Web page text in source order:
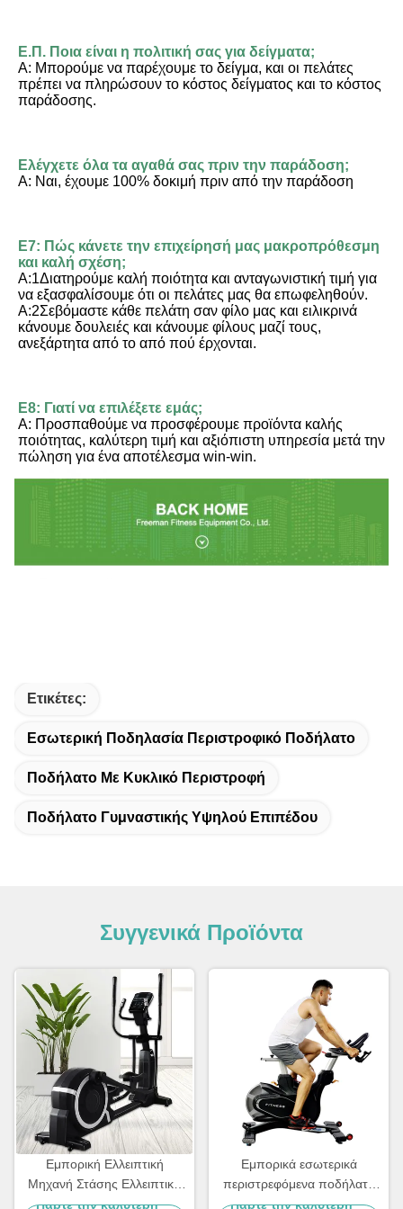
Ε.Π. Ποια είναι η πολιτική σας για δείγματα;
Α: Μπορούμε να παρέχουμε το δείγμα, και οι πελάτες
πρέπει να πληρώσουν το κόστος δείγματος και το κόστος
παράδοσης.
Ελέγχετε όλα τα αγαθά σας πριν την παράδοση;
Α: Ναι, έχουμε 100% δοκιμή πριν από την παράδοση
Ε7: Πώς κάνετε την επιχείρησή μας μακροπρόθεσμη
και καλή σχέση;
Α:1Διατηρούμε καλή ποιότητα και ανταγωνιστική τιμή για
να εξασφαλίσουμε ότι οι πελάτες μας θα επωφεληθούν.
Α:2Σεβόμαστε κάθε πελάτη σαν φίλο μας και ειλικρινά
κάνουμε δουλειές και κάνουμε φίλους μαζί τους,
ανεξάρτητα από το από πού έρχονται.
Ε8: Γιατί να επιλέξετε εμάς;
Α: Προσπαθούμε να προσφέρουμε προϊόντα καλής
ποιότητας, καλύτερη τιμή και αξιόπιστη υπηρεσία μετά την
πώληση για ένα αποτέλεσμα win-win.
Ετικέτες:
Εσωτερική Ποδηλασία Περιστροφικό Ποδήλατο
Ποδήλατο Με Κυκλικό Περιστροφή
Ποδήλατο Γυμναστικής Υψηλού Επιπέδου
Συγγενικά Προϊόντα
Εμπορική Ελλειπτική
Μηχανή Στάσης Ελλειπτική
Μηχανή Εκπαίδευσης
Πάρτε την καλύτερη
Εμπορικά εσωτερικά
περιστρεφόμενα ποδήλατα
Αθλητικά εξοπλισμός
Πάρτε την καλύτερη